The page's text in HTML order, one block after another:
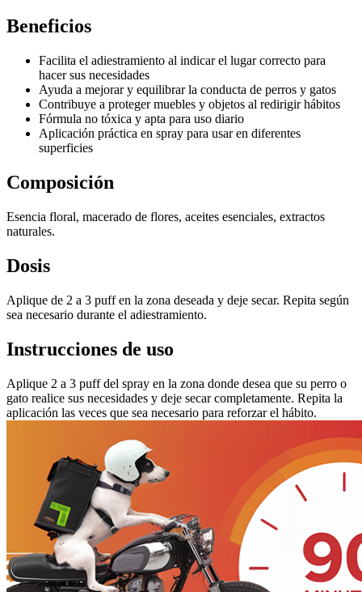
Beneficios
Facilita el adiestramiento al indicar el lugar correcto para
hacer sus necesidades
Ayuda a mejorar y equilibrar la conducta de perros y gatos
Contribuye a proteger muebles y objetos al redirigir hábitos
Fórmula no tóxica y apta para uso diario
Aplicación práctica en spray para usar en diferentes
superficies
Composición
Esencia floral, macerado de flores, aceites esenciales, extractos
naturales.
Dosis
Aplique de 2 a 3 puff en la zona deseada y deje secar. Repita según
sea necesario durante el adiestramiento.
Instrucciones de uso
Aplique 2 a 3 puff del spray en la zona donde desea que su perro o
gato realice sus necesidades y deje secar completamente. Repita la
aplicación las veces que sea necesario para reforzar el hábito.